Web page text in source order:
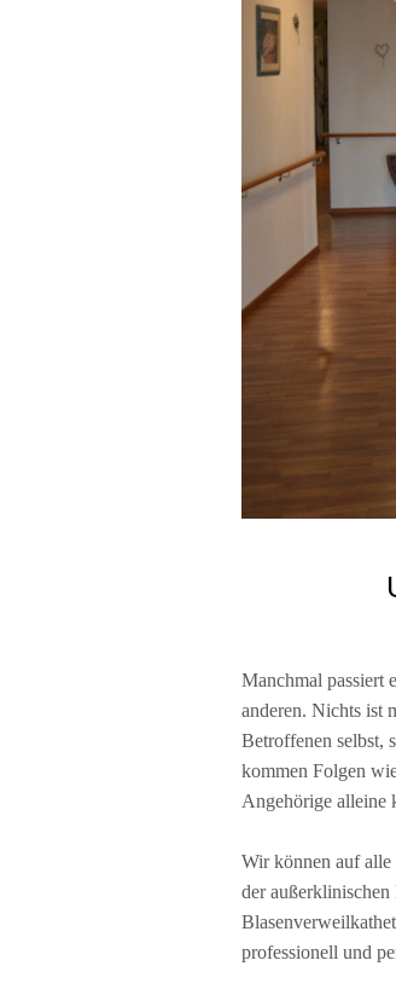
Manchmal passiert
anderen. Nichts ist
Betroffenen selbst,
kommen Folgen
Angehörige alleine
Wir können auf alle
der
professionell und